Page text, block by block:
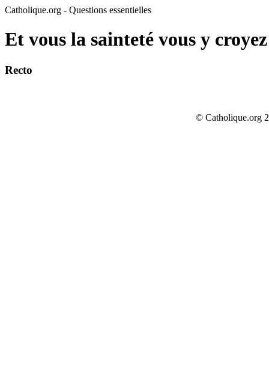
Catholique.org - Questions essentielles
Et vous la sainteté vous y
Recto
© Catholique.org